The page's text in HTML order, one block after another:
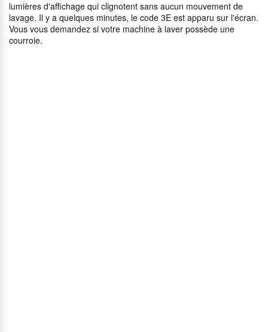
lumières d'affichage qui clignotent sans aucun mouvement de
lavage. Il y a quelques minutes, le code 3E est apparu sur l'écran.
Vous vous demandez si votre machine à laver possède une
courroie.